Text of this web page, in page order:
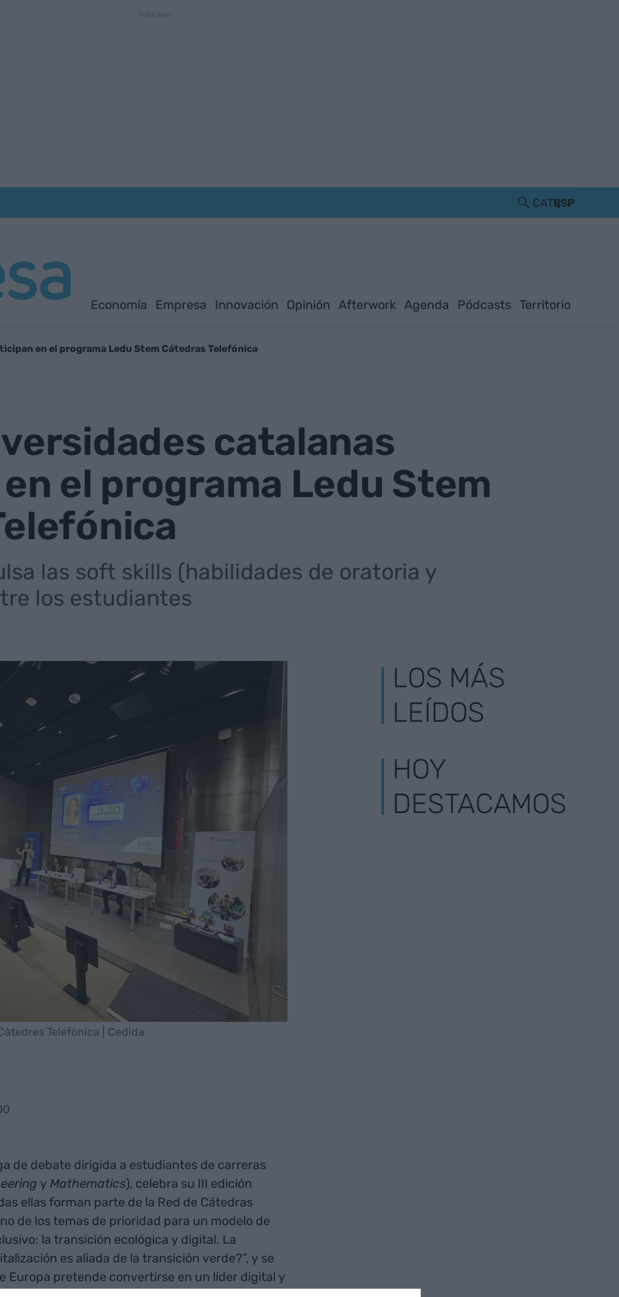
CATESP
Economía Empresa Innovación Opinión Afterwork Agenda Pódcasts Territorio
en el programa Ledu Stem Cátedras Telefónica
catalanas
el programa Ledu Stem
las soft skills (habilidades de oratoria y
los estudiantes
Telefònica | Cedida
de debate dirigida a estudiantes de carreras
y Mathematics), celebra su III edición
ellas forman parte de la Red de Cátedras
de los temas de prioridad para un modelo de
la transición ecológica y digital. La
es aliada de la transición verde?”, y se
Europa pretende convertirse en un líder digital y
LOS MÁS
LEÍDOS
HOY
DESTACAMOS